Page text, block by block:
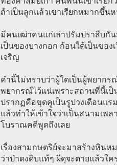
ถ้าเป็นลูกแล้วเขาเรียกหมากขึ้น
มีคนเฒ่าคนแก่เล่าปรัมปราสืบกั
เป็นของบางกอก ก้อนใต้เป็นขอ
เจริญ
คำนี้ไม่ทราบว่าผู้ใดเป็นผู้พยาก
พยากรณ์ไว้แน่เพราะสถานที่นี้เ
ปรากฏคือขุดคูเป็นรูปวงเดือนแ
แล้วทำให้เข้าใจว่าเป็นสนามเพ
โบราณคดีพูดถึงเลย
เรื่องสามกษตริย์จะมาสร้างหินห
ว่าป่าดงดิบแท้ๆ ผีดุจะตายแล้วใ